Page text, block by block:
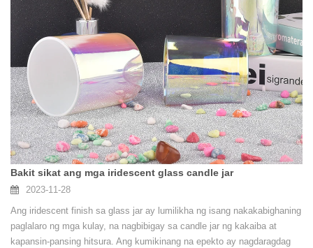
Bakit sikat ang mga iridescent glass candle jar
2023-11-28
Ang iridescent finish sa glass jar ay lumilikha ng isang nakakabighaning
paglalaro ng mga kulay, na nagbibigay sa candle jar ng kakaiba at
kapansin-pansing hitsura. Ang kumikinang na epekto ay nagdaragdag